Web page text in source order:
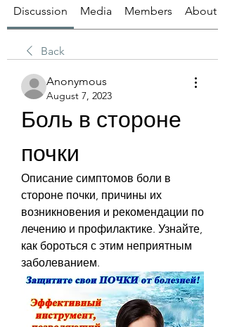
Discussion Media Members About
Back
Anonymous
August 7, 2023
Боль в стороне
почки
Описание симптомов боли в
стороне почки, причины их
возникновения и рекомендации по
лечению и профилактике. Узнайте,
как бороться с этим неприятным
заболеванием.